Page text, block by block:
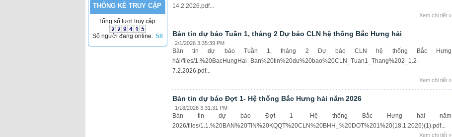
THỐNG KÊ TRUY CẬP
Tổng số lượt truy cập:
Số người đang online: 58
14.2.2026.pdf...
Xem chi tiết »
Bản tin dự báo Tuần 1, tháng 2 Dự báo CLN hệ thống Bắc Hưng hải
2/1/2026 3:35:39 PM
Bản tin dự báo Tuần 1, tháng 2 Dự báo CLN hệ thống Bắc Hưng
hải/files/1.%20BacHungHai_Ban%20tin%20du%20bao%20CLN_Tuan1_Thang%202_1.2-
7.2.2026.pdf...
Xem chi tiết »
Bản tin dự báo Đợt 1- Hệ thống Bắc Hưng hải năm 2026
1/18/2026 3:31:31 PM
Bản tin dự báo Đợt 1- Hệ thống Bắc Hưng hải năm
2026/files/1.1.%20BAN%20TIN%20KQQT%20CLN%20BHH_%20DOT%201%20(18.1.2026)(1).pdf...
Xem chi tiết »